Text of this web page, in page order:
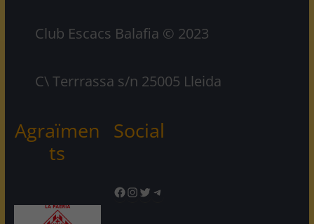
Club Escacs Balafia © 2023
C\ Terrrassa s/n 25005 Lleida
Agraïmen
ts
Social
Facebook
Instagram
TwitterTelegram